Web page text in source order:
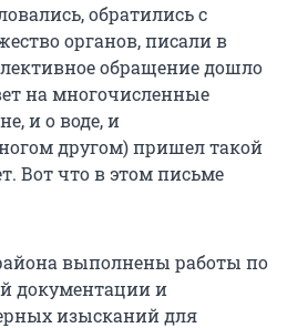
обратились с
органов, писали в
обращение дошло
на многочисленные
и о воде, и
другом) пришел такой
Вот что в этом письме
выполнены работы по
документации и
изысканий для